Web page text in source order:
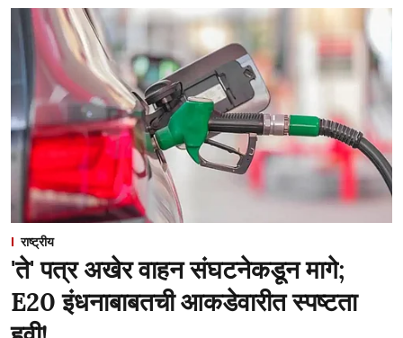
राष्ट्रीय
'ते' पत्र अखेर वाहन संघटनेकडून मागे;
E20 इंधनाबाबतची आकडेवारीत स्पष्टता